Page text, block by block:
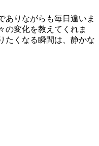
ありながらも毎日違いま
の変化を教えてくれま
たくなる瞬間は、静かな